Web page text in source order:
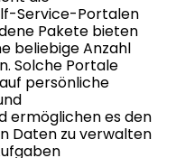
Service-Portalen
Pakete bieten
beliebige Anzahl
Solche Portale
persönliche
ermöglichen es den
Daten zu verwalten